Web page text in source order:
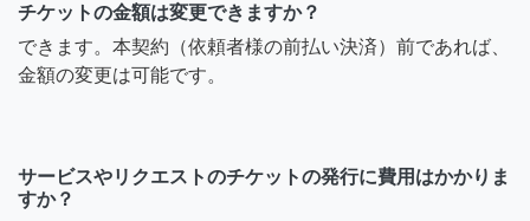
チケットの金額は変更できますか？
できます。本契約（依頼者様の前払い決済）前であれば、
金額の変更は可能です。
サービスやリクエストのチケットの発行に費用はかかりま
すか？